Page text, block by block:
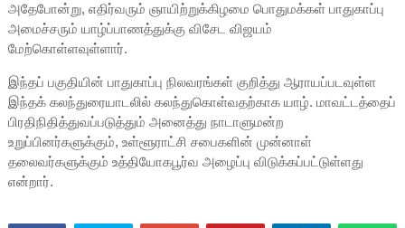
அதேபோன்று, எதிர்வரும் ஞாயிற்றுக்கிழமை பொதுமக்கள் பாதுகாப்பு
அமைச்சரும் யாழ்ப்பாணத்துக்கு விசேட விஜயம்
மேற்கொள்ளவுள்ளார்.
இந்தப் பகுதியின் பாதுகாப்பு நிலவரங்கள் குறித்து ஆராயப்படவுள்ள
இந்தக் கலந்துரையாடலில் கலந்துகொள்வதற்காக யாழ். மாவட்டத்தைப்
பிரதிநிதித்துவப்படுத்தும் அனைத்து நாடாளுமன்ற
உறுப்பினர்களுக்கும், உள்ளூராட்சி சபைகளின் முன்னாள்
தலைவர்களுக்கும் உத்தியோகபூர்வ அழைப்பு விடுக்கப்பட்டுள்ளது
என்றார்.